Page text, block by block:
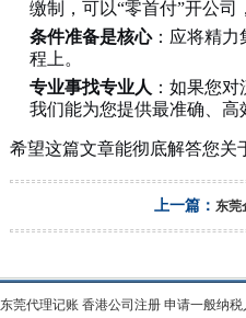
缴制，可以“零首付”开公
条件准备是核心：应将精力
程上。
专业事找专业人 ：如果您
我们能为您提供最准确、
希望这篇文章能彻底解答您关
上一篇： 东莞
东莞代理记账 香港公司注册 申请一般纳税